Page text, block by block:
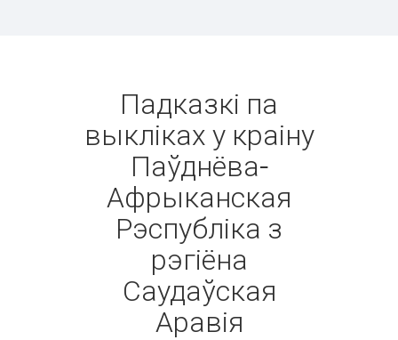
Падказкі па
выкліках у краіну
Паўднёва-
Афрыканская
Рэспубліка з
рэгіёна
Саудаўская
Аравія